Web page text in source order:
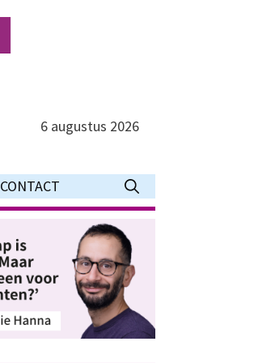
6 augustus 2026
CONTACT